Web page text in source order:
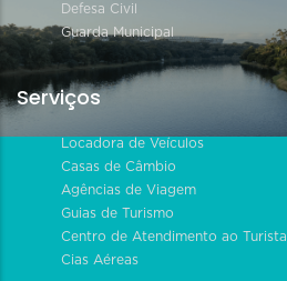
Defesa Civil
Guarda Municipal
Serviços
Locadora de Veículos
Casas de Câmbio
Agências de Viagem
Guias de Turismo
Centro de Atendimento ao Turista
Cias Aéreas